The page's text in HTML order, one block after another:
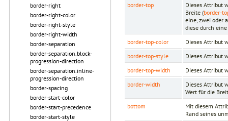
border-right
border-right-color
border-right-style
border-right-width
border-separation
border-separation.block-
progression-direction
border-separation.inline-
progression-direction
border-spacing
border-start-color
border-start-precedence
border-start-style
border-top
Dieses Attribut
Breite (border-
eine, zwei oder
diese durch
border-top-color
Dieses Attribut
border-top-style
Dieses Attribut
border-top-width
Dieses Attribut
border-width
Dieses Attribut
Wert für die
bottom
Mit diesem
Rand seines